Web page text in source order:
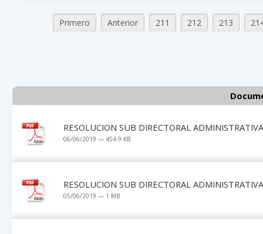
Primero Anterior 211 212 213
RESOLUCION SUB DIRECTORAL
06/06/2019 — 454.9 KB
RESOLUCION SUB DIRECTORAL
05/06/2019 — 1 MB